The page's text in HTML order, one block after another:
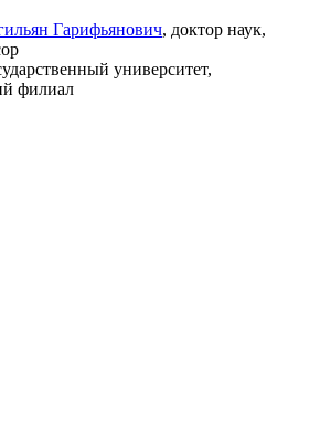
Гарифьянович, доктор наук,
университет,
филиал